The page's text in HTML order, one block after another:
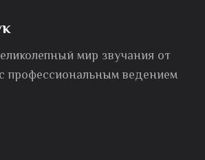
мир звучания от
профессиональным ведением